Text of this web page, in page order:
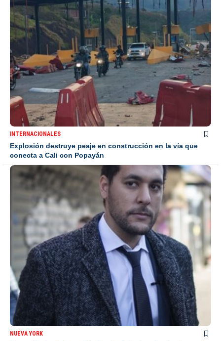
INTERNACIONALES
Explosión destruye peaje en construcción en la vía que
conecta a Cali con Popayán
NUEVA YORK